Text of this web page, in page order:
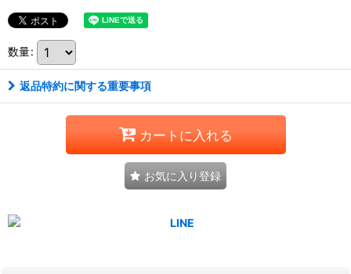
数量:
返品特約に関する重要事項
カートに入れる
お気に入り登録